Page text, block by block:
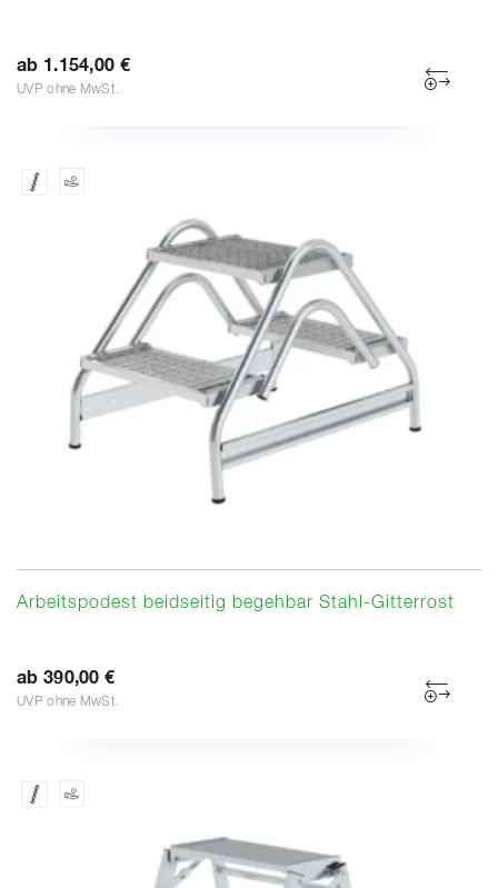
ab 1.154,00 €
UVP ohne MwSt.
Arbeitspodest beidseitig begehbar Stahl-Gitterrost
ab 390,00 €
UVP ohne MwSt.